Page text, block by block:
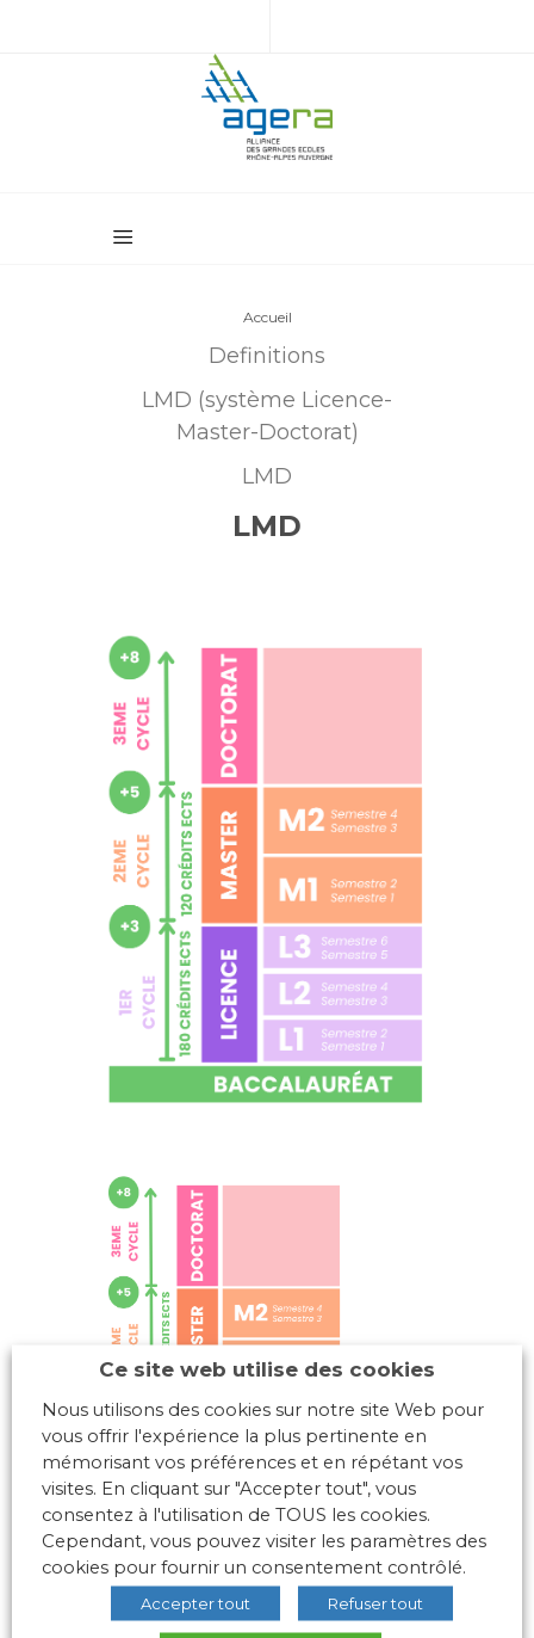
Accueil
Definitions
LMD (système Licence-
Master-Doctorat)
LMD
LMD
Ce site web utilise des cookies
Nous utilisons des cookies sur notre site Web pour
vous offrir l'expérience la plus pertinente en
mémorisant vos préférences et en répétant vos
visites. En cliquant sur "Accepter tout", vous
consentez à l'utilisation de TOUS les cookies.
Cependant, vous pouvez visiter les paramètres des
cookies pour fournir un consentement contrôlé.
Accepter tout Refuser tout